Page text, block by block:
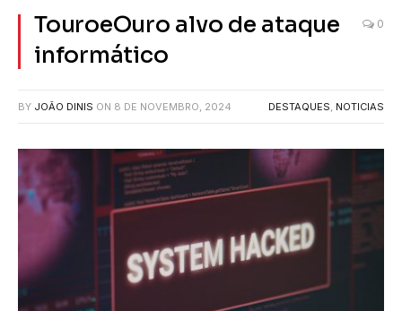
TouroeOuro alvo de ataque
informático
0
BY JOÃO DINIS ON 8 DE NOVEMBRO, 2024 DESTAQUES, NOTICIAS